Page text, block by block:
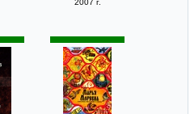
2007 г.